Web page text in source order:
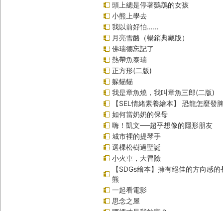
頭上總是停著鸚鵡的女孩
小熊上學去
我以前好怕……
月亮雪酪（暢銷典藏版）
佛瑞德忘記了
熱帶魚泰瑞
正方形(二版)
躲貓貓
我是章魚燒，我叫章魚三郎(二版)
【SEL情緒素養繪本】 恐龍怎麼發
如何當奶奶的保母
嗨！凱文──超乎想像的隱形朋友
城市裡的提琴手
選棵松樹過聖誕
小火車，大冒險
【SDGs繪本】擁有絕佳的方向感
熊
一起看電影
思念之屋